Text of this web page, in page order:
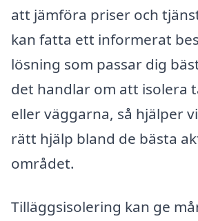
att jämföra priser och
kan fatta ett informerat
lösning som passar dig
det handlar om att isolera
eller väggarna, så hjälper
rätt hjälp bland de bästa
området.
Tilläggsisolering kan ge